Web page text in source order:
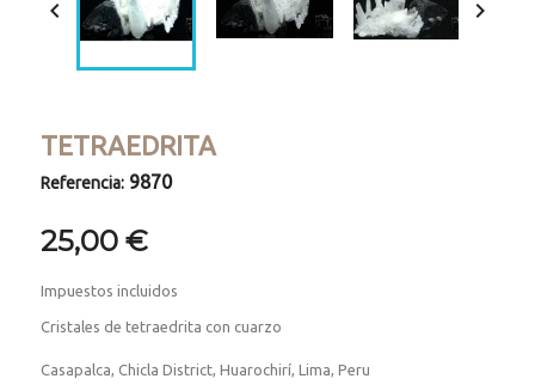
 
TETRAEDRITA
Referencia: 9870
25,00 €
Impuestos incluidos
Cristales de tetraedrita con cuarzo
Casapalca, Chicla District, Huarochirí, Lima, Peru